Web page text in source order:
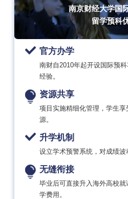
南京财经大学国
留学预科
官方办学
南财自2010年起开设国际预
经验。
资源共享
项目实施精细化管理，学生
源。
升学机制
设立学术预警系统，对成绩波
无缝衔接
毕业后可直接升入海外高校
学费用。